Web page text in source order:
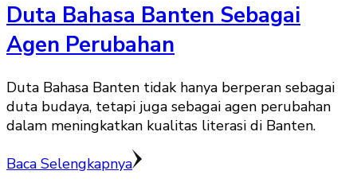
Duta Bahasa Banten Sebagai
Agen Perubahan
Duta Bahasa Banten tidak hanya berperan sebagai
duta budaya, tetapi juga sebagai agen perubahan
dalam meningkatkan kualitas literasi di Banten.
Baca Selengkapnya